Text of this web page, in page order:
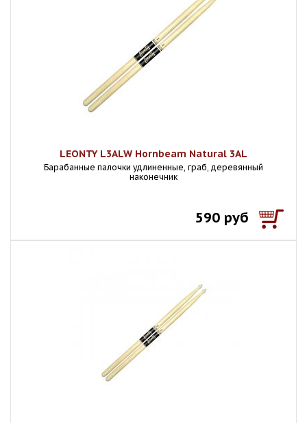
LEONTY L3ALW Hornbeam Natural 3AL
Барабанные палочки удлиненные, граб, деревянный
наконечник
590 руб